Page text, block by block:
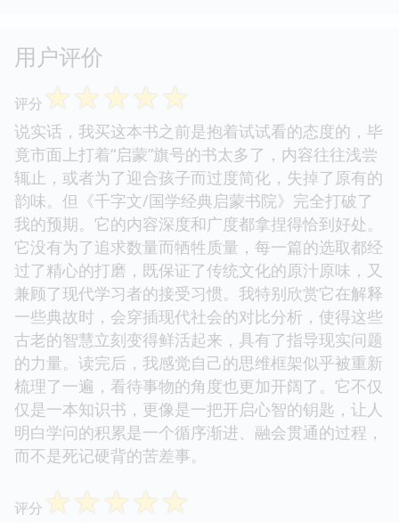
用户评价
评分 ☆☆☆☆☆
说实话，我买这本书之前是抱着试试看的态度的，毕
竟市面上打着“启蒙”旗号的书太多了，内容往往浅尝
辄止，或者为了迎合孩子而过度简化，失掉了原有的
韵味。但《千字文/国学经典启蒙书院》完全打破了
我的预期。它的内容深度和广度都拿捏得恰到好处。
它没有为了追求数量而牺牲质量，每一篇的选取都经
过了精心的打磨，既保证了传统文化的原汁原味，又
兼顾了现代学习者的接受习惯。我特别欣赏它在解释
一些典故时，会穿插现代社会的对比分析，使得这些
古老的智慧立刻变得鲜活起来，具有了指导现实问题
的力量。读完后，我感觉自己的思维框架似乎被重新
梳理了一遍，看待事物的角度也更加开阔了。它不仅
仅是一本知识书，更像是一把开启心智的钥匙，让人
明白学问的积累是一个循序渐进、融会贯通的过程，
而不是死记硬背的苦差事。
评分 ☆☆☆☆☆